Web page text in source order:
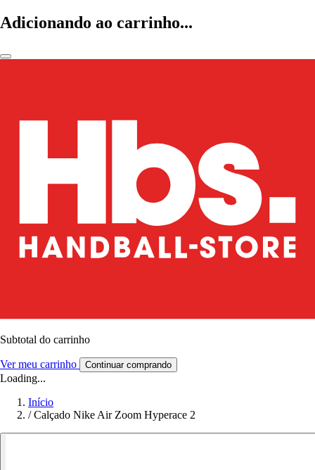
Adicionando ao carrinho...
Subtotal do carrinho
Ver meu carrinho Continuar comprando
Loading...
Início
/ Calçado Nike Air Zoom Hyperace 2